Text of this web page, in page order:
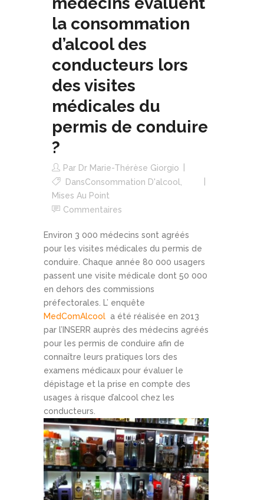
la consommation
d’alcool des
conducteurs lors
des visites
médicales du
permis de conduire
?
Par Dr Marie-Thérèse Giorgio
DansConsommation D'alcool,
Mises Au Point
Commentaires
Environ 3 000 médecins sont agréés
pour les visites médicales du permis de
conduire. Chaque année 80 000 usagers
passent une visite médicale dont 50 000
en dehors des commissions
préfectorales. L’ enquête
MedComAlcool a été réalisée en 2013
par l’INSERR auprès des médecins agréés
pour les permis de conduire afin de
connaître leurs pratiques lors des
examens médicaux pour évaluer le
dépistage et la prise en compte des
usages à risque d’alcool chez les
conducteurs.